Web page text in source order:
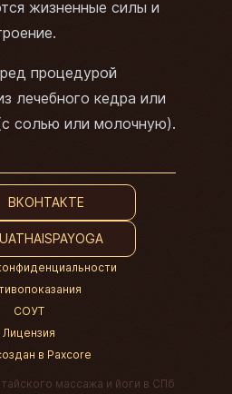
жизненные силы и
процедурой
лечебного кедра или
солью или молочную).
СОУТ
Лицензия
в Paxcore
массажа и йоги в СПб
ВКОНТАКТЕ